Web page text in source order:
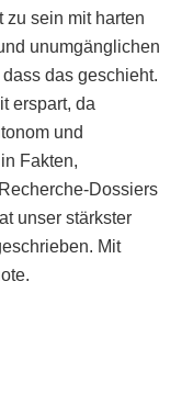
zu sein mit harten
unumgänglichen
das geschieht.
erspart, da
und
Fakten,
Dossiers
unser stärkster
Mit